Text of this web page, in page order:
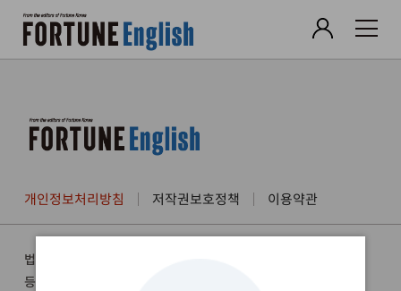
개인정보처리방침 저작권보호정책 이용약관
법인명 :
등록번호 :